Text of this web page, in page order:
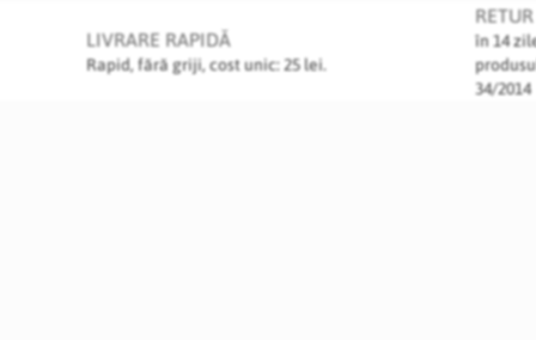
LIVRARE RAPIDĂ
Rapid, fără griji, cost unic: 25 lei.
în 14
34/2014